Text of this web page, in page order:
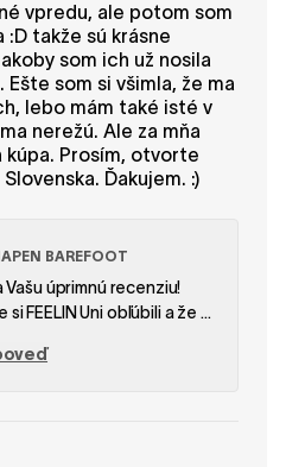
vpredu, ale potom som
:D takže sú krásne
som ich už nosila
som si všimla, že ma
lebo mám také isté v
nerežú. Ale za mňa
kúpa. Prosím, otvorte
Ďakujem. :)
BAREFOOT
Vašu úprimnú recenziu!
FEELIN Uni obľúbili a že sú
poškriabaný a že Vás